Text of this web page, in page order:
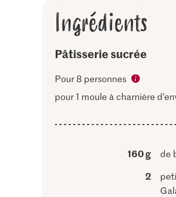
Ingrédients
Pâtisserie sucrée
Pour 8 personnes
pour 1 moule à charnière
160 g de
2